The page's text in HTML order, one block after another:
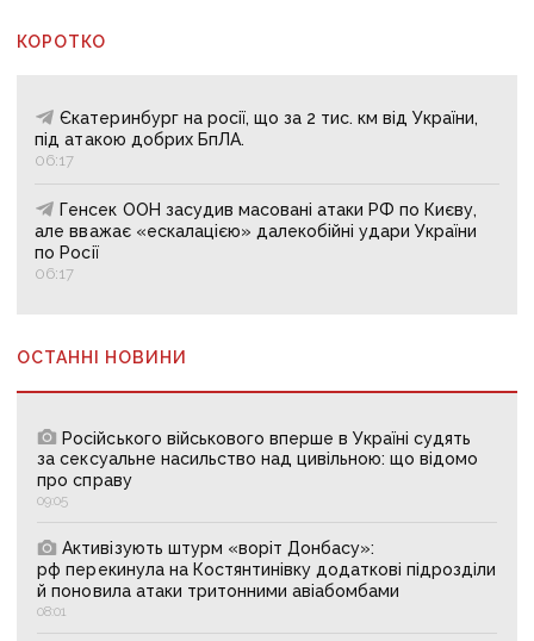
КОРОТКО
Єкатеринбург на росії, що за 2 тис. км від України,
під атакою добрих БпЛА.
06:17
Генсек ООН засудив масовані атаки РФ по Києву,
але вважає «ескалацією» далекобійні удари України
по Росії
06:17
ОСТАННІ НОВИНИ
Російського військового вперше в Україні судять
за сексуальне насильство над цивільною: що відомо
про справу
09:05
Активізують штурм «воріт Донбасу»:
рф перекинула на Костянтинівку додаткові підрозділи
й поновила атаки тритонними авіабомбами
08:01